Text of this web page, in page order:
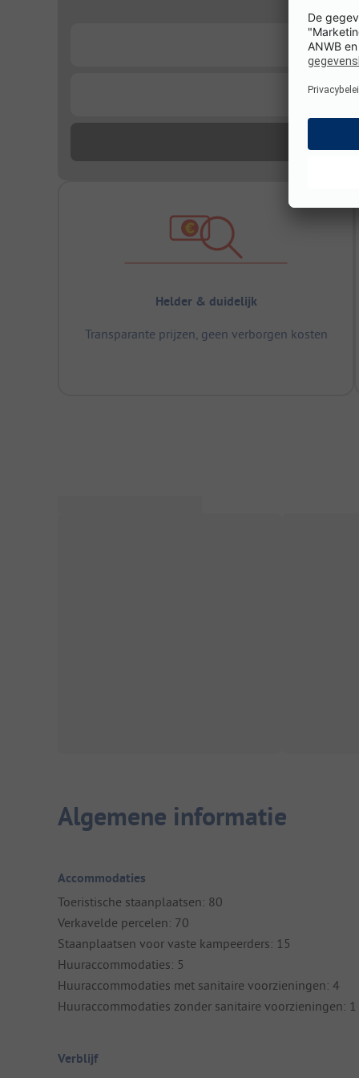
Helder & duidelijk
Transparante prijzen, geen verborgen kosten
Algemene informatie
Accommodaties
Toeristische staanplaatsen: 80
Verkavelde percelen: 70
Staanplaatsen voor vaste kampeerders: 15
Huuraccommodaties: 5
Huuraccommodaties met sanitaire voorzieningen: 4
Huuraccommodaties zonder sanitaire voorzieningen: 1
Verblijf